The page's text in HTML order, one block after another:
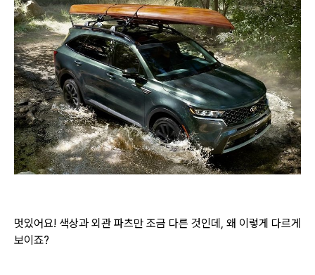
멋있어요! 색상과 외관 파츠만 조금 다른 것인데, 왜 이렇게 다르게
보이죠?